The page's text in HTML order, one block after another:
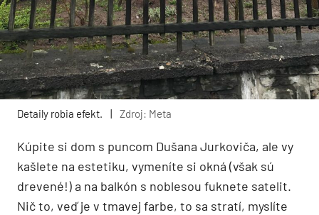
Detaily robia efekt. | Zdroj: Meta
Kúpite si dom s puncom Dušana Jurkoviča, ale vy
kašlete na estetiku, vymeníte si okná (však sú
drevené!) a na balkón s noblesou fuknete satelit.
Nič to, veď je v tmavej farbe, to sa stratí, myslíte